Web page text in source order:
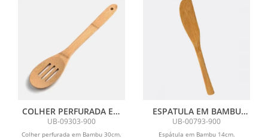
COLHER PERFURADA EM
BAMBU UTILITY - 30 CM
UB-09303-900
Colher perfurada em Bambu 30cm.
ESPATULA EM BAMBU
UTILITY
UB-00793-900
Espátula em Bambu 14cm.